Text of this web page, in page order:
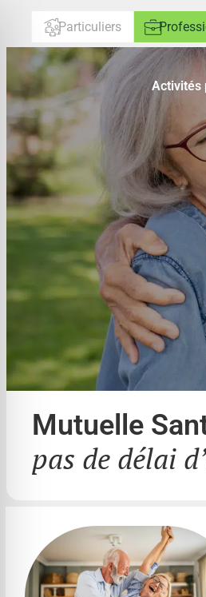
contenu
Particuliers
Activités
›
Professionnels›
Solutions
›
Santé et Prévoyance
Mutuelle Santé Senior
Mutuelle
pas de délai